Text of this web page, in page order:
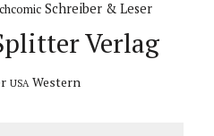
Schreiber & Leser
Verlag
USA Western